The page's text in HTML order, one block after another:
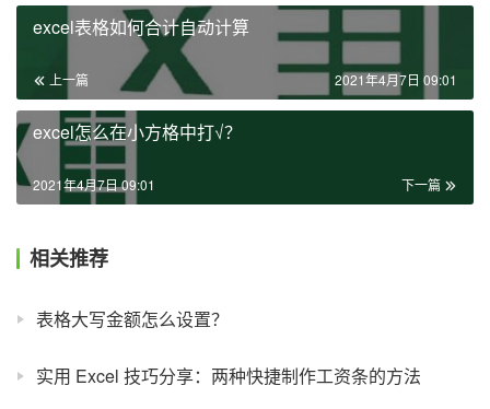
excel表格如何合计自动计算
上一篇 2021年4月7日 09:01
excel怎么在小方格中打√？
下一篇
2021年4月7日 09:01
相关推荐
表格大写金额怎么设置？
实用 Excel 技巧分享：两种快捷制作工资条的方法